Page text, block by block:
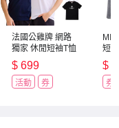
法國公雞牌 網路
獨家 休閒短袖T恤
男女款 多款任選
$ 699
活動 券
短
$
券